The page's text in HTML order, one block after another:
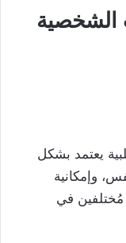
الشخصية
يعتمد بشكل
وإمكانية
مُختلفين في